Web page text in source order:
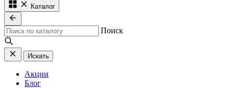
Каталог
Поиск
Искать
Акции
Блог